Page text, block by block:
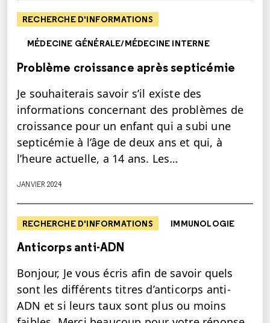
RECHERCHE D'INFORMATIONS
MÉDECINE GÉNÉRALE/MÉDECINE INTERNE
Problème croissance après septicémie
Je souhaiterais savoir s’il existe des
informations concernant des problèmes de
croissance pour un enfant qui a subi une
septicémie à l’âge de deux ans et qui, à
l’heure actuelle, a 14 ans. Les…
JANVIER 2024
RECHERCHE D'INFORMATIONS IMMUNOLOGIE
Anticorps anti-ADN
Bonjour, Je vous écris afin de savoir quels
sont les différents titres d’anticorps anti-
ADN et si leurs taux sont plus ou moins